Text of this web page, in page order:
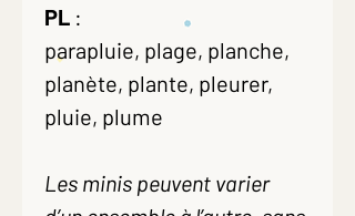
PL :
parapluie, plage, planche,
planète, plante, pleurer,
pluie, plume
Les minis peuvent varier